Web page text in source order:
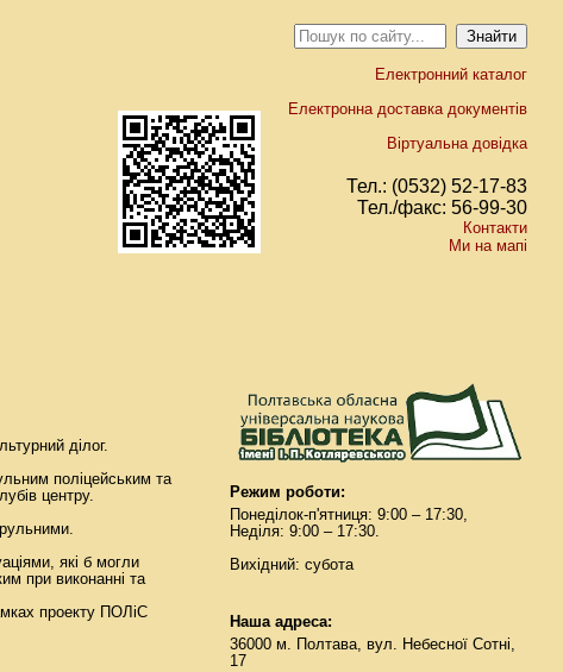
Електронний каталог
Електронна доставка документів
Віртуальна довідка
Тел.: (0532) 52-17-83
Тел./факс: 56-99-30
Контакти
Ми на мапі
ділог.
поліцейським та
центру.
які б могли
при виконанні та
проекту ПОЛіС
Режим роботи:
Понеділок-п'ятниця: 9:00 – 17:30,
Неділя: 9:00 – 17:30.
Вихідний: субота
Наша адреса:
36000 м. Полтава, вул. Небесної Сотні,
17